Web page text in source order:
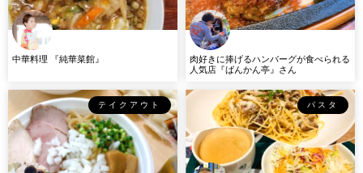
中華料理 『純華菜館』
肉好きに捧げるハンバーグが食べられる
人気店『ばんかん亭』さん
テイクアウト パスタ